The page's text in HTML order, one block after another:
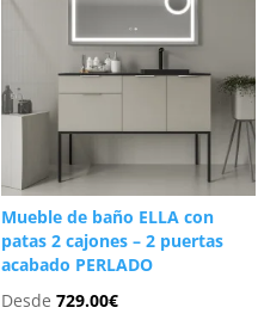
Mueble de baño ELLA con
patas 2 cajones – 2 puertas
acabado PERLADO
Desde 729.00€